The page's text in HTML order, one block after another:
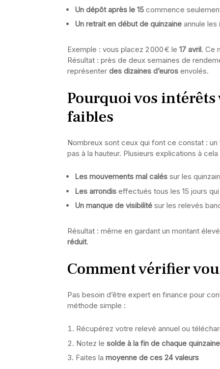
Un dépôt après le 15 commence
Un retrait en début de quinzaine annule
Exemple : vous placez 2 000 € le 17 avril. Ce
Résultat : près de deux semaines de
représenter des dizaines d’euros envolés.
Pourquoi vos
faibles
Nombreux sont ceux qui font ce constat :
pas à la hauteur. Plusieurs explications à cela
Les mouvements mal calés sur les
Les arrondis effectués tous les 15 jours
Un manque de visibilité sur les relevés
Résultat : même en gardant un montant
réduit.
Comment vérifier
Pas besoin d’être expert en finance pour
méthode simple :
Récupérez votre relevé annuel ou
Notez le solde à la fin de chaque quinzaine
Faites la moyenne de ces 24 valeurs